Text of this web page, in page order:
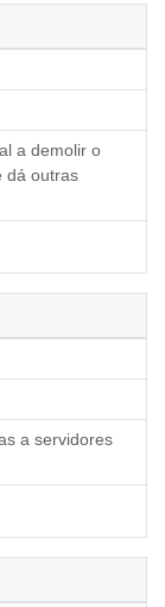
a demolir o
dá outras
a servidores